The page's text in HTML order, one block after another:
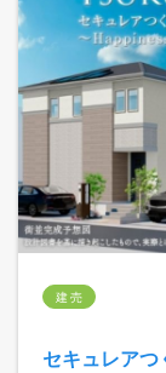
建 売
セキュレア